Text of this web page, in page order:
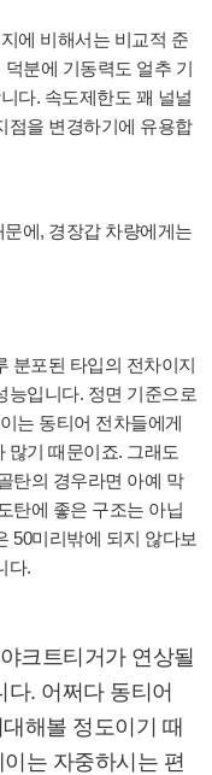
에 비해서는 비교적 준
분에 기동력도 얼추 기
다. 속도제한도 꽤 널널
점을 변경하기에 유용합
에, 경장갑 차량에게는
분포된 타입의 전차이지
능입니다. 정면 기준으로
는 동티어 전차들에게
많기 때문이죠. 그래도
탄의 경우라면 아예 막
탄에 좋은 구조는 아닙
50미리밖에 되지 않다보
다.
크트티거가 연상될
. 어쩌다 동티어
해볼 정도이기 때
는 자중하시는 편